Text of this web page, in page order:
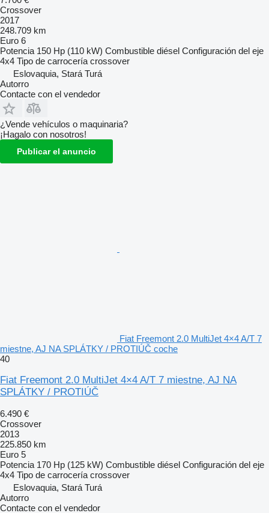
Crossover
2017
248.709 km
Euro 6
Potencia 150 Hp (110 kW) Combustible diésel Configuración del eje
4x4 Tipo de carrocería crossover
Eslovaquia, Stará Turá
Autorro
Contacte con el vendedor
¿Vende vehículos o maquinaria?
¡Hagalo con nosotros!
Publicar el anuncio
Fiat Freemont 2.0 MultiJet 4×4 A/T 7
miestne, AJ NA SPLÁTKY / PROTIÚČ coche
40
Fiat Freemont 2.0 MultiJet 4×4 A/T 7 miestne, AJ NA
SPLÁTKY / PROTIÚČ
6.490 €
Crossover
2013
225.850 km
Euro 5
Potencia 170 Hp (125 kW) Combustible diésel Configuración del eje
4x4 Tipo de carrocería crossover
Eslovaquia, Stará Turá
Autorro
Contacte con el vendedor